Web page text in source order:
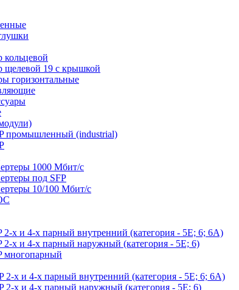
кольцевой
щелевой 19 с крышкой
горизонтальные
промышленный (industrial)
1000 Мбит/с
под SFP
10/100 Мбит/с
2-х и 4-х парный внутренний (категория - 5Е; 6; 6А)
2-х и 4-х парный наружный (категория - 5Е; 6)
многопарный
2-х и 4-х парный внутренний (категория - 5Е; 6; 6А)
2-х и 4-х парный наружный (категория - 5Е; 6)